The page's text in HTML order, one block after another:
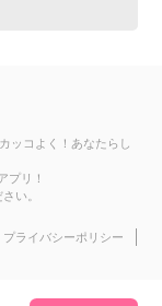
ッコよく！あなたらし
プリ！
い。
プライバシーポリシー